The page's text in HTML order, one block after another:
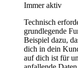
Immer aktiv
Technisch
grundlegende
Beispiel dazu,
dich in dein
auf dich ist für